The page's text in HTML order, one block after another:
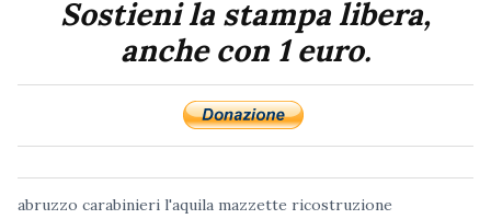
Sostieni la stampa libera,
anche con 1 euro.
abruzzo carabinieri l'aquila mazzette ricostruzione